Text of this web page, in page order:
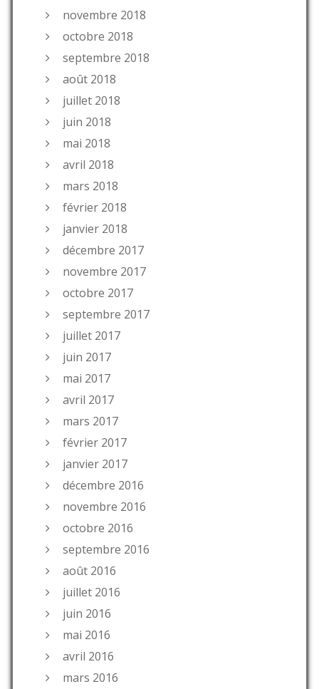
novembre 2018
octobre 2018
septembre 2018
août 2018
juillet 2018
juin 2018
mai 2018
avril 2018
mars 2018
février 2018
janvier 2018
décembre 2017
novembre 2017
octobre 2017
septembre 2017
juillet 2017
juin 2017
mai 2017
avril 2017
mars 2017
février 2017
janvier 2017
décembre 2016
novembre 2016
octobre 2016
septembre 2016
août 2016
juillet 2016
juin 2016
mai 2016
avril 2016
mars 2016